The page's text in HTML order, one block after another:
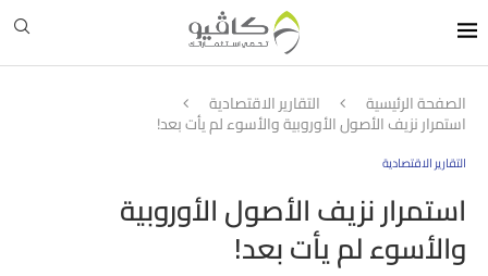
الصفحة الرئيسية التقارير الاقتصادية
استمرار نزيف الأصول الأوروبية والأسوء لم يأت بعد!
التقارير الاقتصادية
استمرار نزيف الأصول الأوروبية
والأسوء لم يأت بعد!